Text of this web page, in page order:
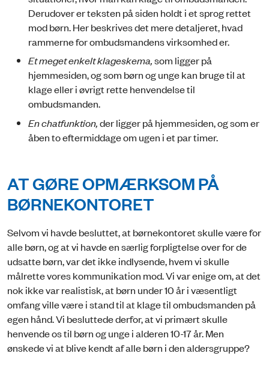
Derudover er teksten på siden holdt i et sprog rettet
mod børn. Her beskrives det mere detaljeret, hvad
rammerne for ombudsmandens virksomhed er.
Et meget enkelt klageskema,som ligger på
hjemmesiden, og som børn og unge kan bruge til at
klage eller i øvrigt rette henvendelse til
ombudsmanden.
En chatfunktion,der ligger på hjemmesiden, og som er
åben to eftermiddage om ugen i et par timer.
AT GØRE OPMÆRKSOM PÅ
BØRNEKONTORET
Selvom vi havde besluttet, at børnekontoret skulle være for
alle børn, og at vi havde en særlig forpligtelse over for de
udsatte børn, var det ikke indlysende, hvem vi skulle
målrette vores kommunikation mod. Vi var enige om, at det
nok ikke var realistisk, at børn under 10 år i væsentligt
omfang ville være i stand til at klage til ombudsmanden på
egen hånd. Vi besluttede derfor, at vi primært skulle
henvende os til børn og unge i alderen 10-17 år. Men
ønskede vi at blive kendt af alle børn i den aldersgruppe?